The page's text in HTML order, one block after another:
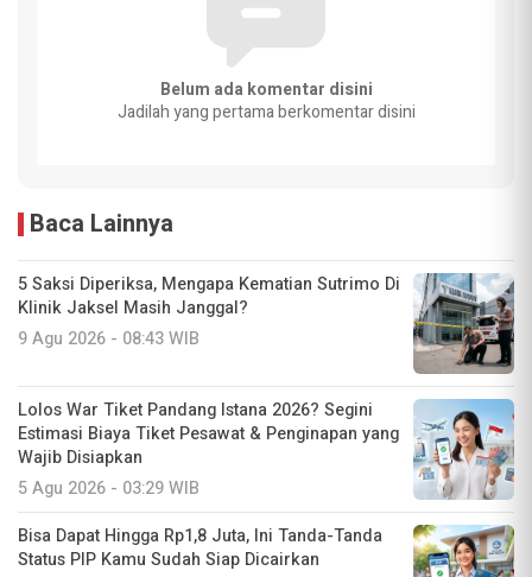
Belum ada komentar disini
Jadilah yang pertama berkomentar disini
Baca Lainnya
5 Saksi Diperiksa, Mengapa Kematian Sutrimo Di
Klinik Jaksel Masih Janggal?
9 Agu 2026 - 08:43 WIB
Lolos War Tiket Pandang Istana 2026? Segini
Estimasi Biaya Tiket Pesawat & Penginapan yang
Wajib Disiapkan
5 Agu 2026 - 03:29 WIB
Bisa Dapat Hingga Rp1,8 Juta, Ini Tanda-Tanda
Status PIP Kamu Sudah Siap Dicairkan